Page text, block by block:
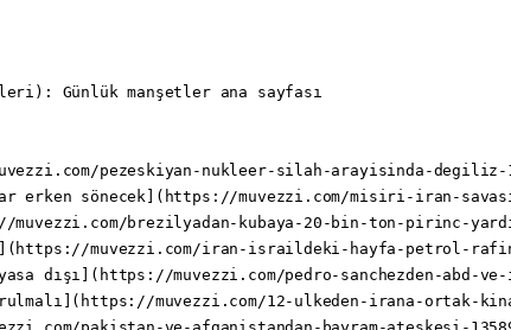
Günlük manşetler ana sayfası
pezeskiyan-nukleer-silah-arayisinda-degiliz-
sönecek](https://muvezzi.com/misiri-iran-
brezilyadan-kubaya-20-bin-ton-pirinc-
muvezzi.com/iran-israildeki-hayfa-petrol-
dışı](https://muvezzi.com/pedro-sanchezden-abd-
muvezzi.com/12-ulkeden-irana-ortak-